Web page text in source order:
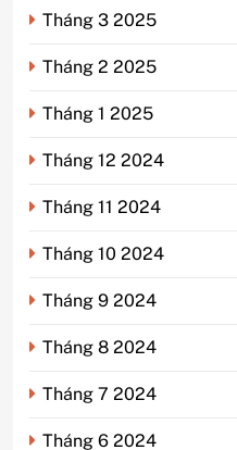
Tháng 3 2025
Tháng 2 2025
Tháng 1 2025
Tháng 12 2024
Tháng 11 2024
Tháng 10 2024
Tháng 9 2024
Tháng 8 2024
Tháng 7 2024
Tháng 6 2024